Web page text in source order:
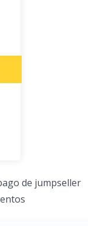
de jumpseller